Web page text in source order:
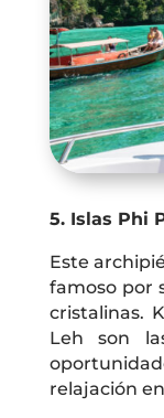
5. Islas Phi
Este
famoso por
cristalinas.
Leh son
relajación